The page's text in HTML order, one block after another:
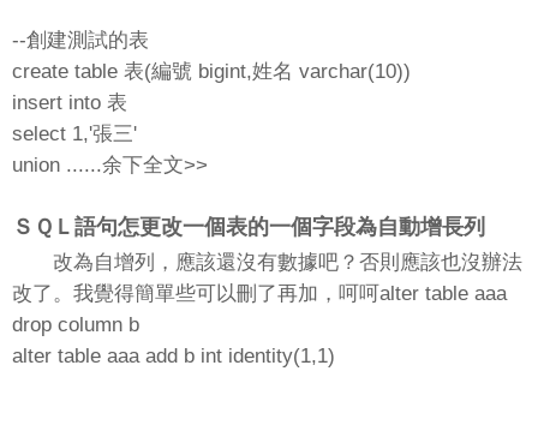
--創建測試的表
create table 表(編號 bigint,姓名 varchar(10))
insert into 表
select 1,'張三'
union ......余下全文>>
ＳＱＬ語句怎更改一個表的一個字段為自動增長列
改為自增列，應該還沒有數據吧？否則應該也沒辦法
改了。我覺得簡單些可以刪了再加，呵呵alter table aaa
drop column b
alter table aaa add b int identity(1,1)